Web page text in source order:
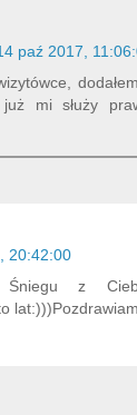
paź 2017,
mi służy
20:42:00
z